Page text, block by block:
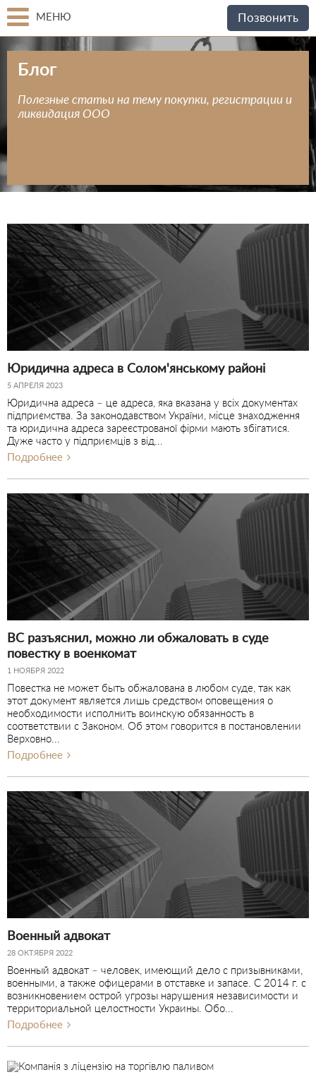
МЕНЮ Позвонить
Блог
Полезные статьи на тему покупки, регистрации и
ликвидация ООО
Юридична адреса в Солом'янському районі
5 АПРЕЛЯ 2023
Юридична адреса – це адреса, яка вказана у всіх документах
підприємства. За законодавством України, місце знаходження
та юридична адреса зареєстрованої фірми мають збігатися.
Дуже часто у підприємців з від...
Подробнее
ВС разъяснил, можно ли обжаловать в суде
повестку в военкомат
1 НОЯБРЯ 2022
Повестка не может быть обжалована в любом суде, так как
этот документ является лишь средством оповещения о
необходимости исполнить воинскую обязанность в
соответствии с Законом. Об этом говорится в постановлении
Верховно...
Подробнее
Военный адвокат
28 ОКТЯБРЯ 2022
Военный адвокат – человек, имеющий дело с призывниками,
военными, а также офицерами в отставке и запасе. С 2014 г. с
возникновением острой угрозы нарушения независимости и
территориальной целостности Украины. Обо...
Подробнее